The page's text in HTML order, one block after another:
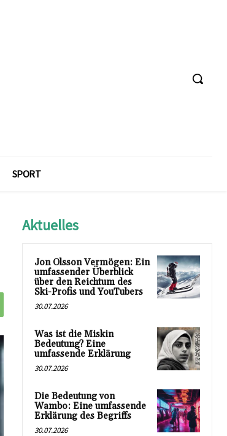
SPORT
Aktuelles
Jon Olsson Vermögen: Ein
umfassender Überblick
über den Reichtum des
Ski-Profis und YouTubers
30.07.2026
Was ist die Miskin
Bedeutung? Eine
umfassende Erklärung
30.07.2026
Die Bedeutung von
Wambo: Eine umfassende
Erklärung des Begriffs
30.07.2026